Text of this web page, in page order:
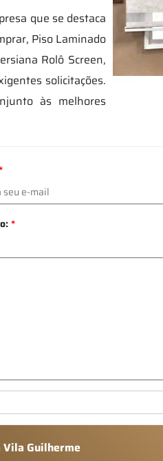
que se destaca
Piso Laminado
Rolô Screen,
solicitações.
às melhores
*
Vila Guilherme